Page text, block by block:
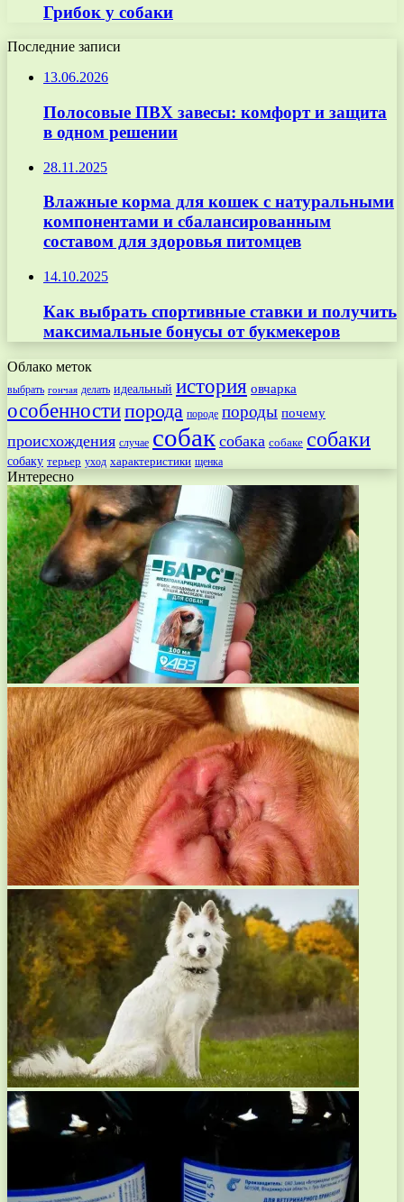
Грибок у собаки
Последние записи
13.06.2026
Полосовые ПВХ завесы: комфорт и защита
в одном решении
28.11.2025
Влажные корма для кошек с натуральными
компонентами и сбалансированным
составом для здоровья питомцев
14.10.2025
Как выбрать спортивные ставки и получить
максимальные бонусы от букмекеров
Облако меток
выбрать гончая делать идеальный история овчарка
особенностипорода породе породы почему
происхождения случае собак собака собаке собаки
собаку терьер уход характеристики щенка
Интересно